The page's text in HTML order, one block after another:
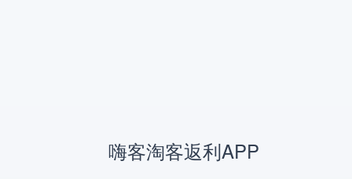
嗨客淘客返利APP